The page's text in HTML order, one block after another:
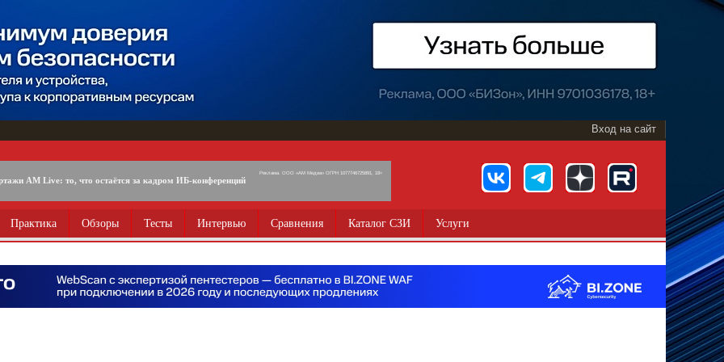
Вход на сайт
AM Live: то, что остаётся за кадром ИБ-конференций
Реклама. ООО «АМ Медиа» ОГРН 1077746725891, 18+
Практика Обзоры Тесты Интервью Сравнения Каталог СЗИ Услуги